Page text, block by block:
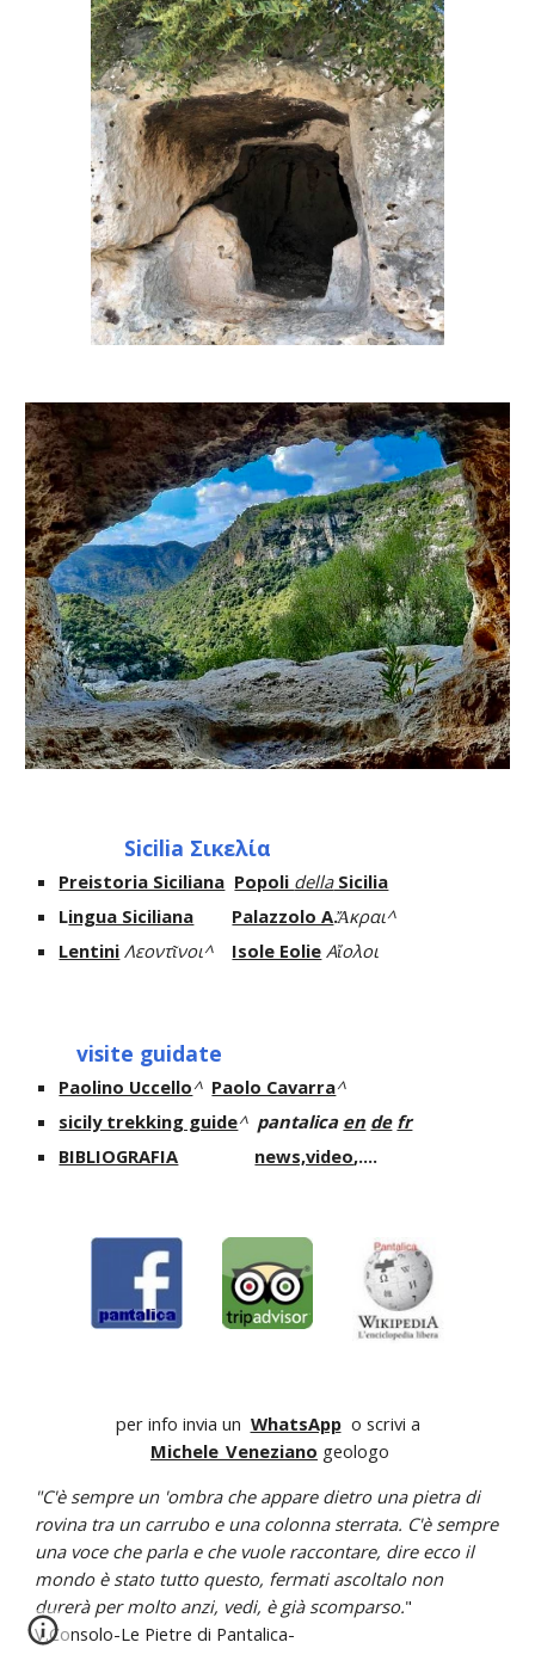
Sicilia Σικελία
Preistoria Siciliana Popoli dellaSicilia
Lingua Siciliana Palazzolo A.Ἄκραι^
Lentini Λεοντῖνοι^ Isole Eolie Αἴολοι
visite guidate
Paolino Uccello^ Paolo Cavarra^
sicily trekking guide^ pantalica en de fr
BIBLIOGRAFIA
news,video,....
per info invia un WhatsApp o scrivi a
Michele_Veneziano geologo
"C'è sempre un 'ombra che appare dietro una pietra di
rovina tra un carrubo e una colonna sterrata. C'è sempre
una voce che parla e che vuole raccontare, dire ecco il
mondo è stato tutto questo, fermati ascoltalo non
durerà per molto anzi, vedi, è già scomparso."
V.Consolo-Le Pietre di Pantalica-